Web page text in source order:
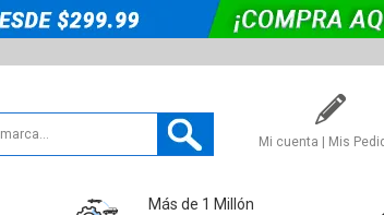
Mi cuenta | Mis
Más de 1 Millón